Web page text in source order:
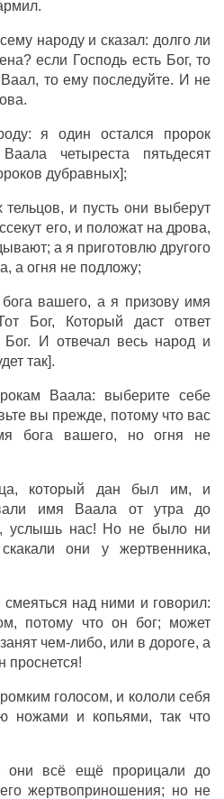
народу и сказал: долго ли
если Господь есть Бог, то
то ему последуйте. И не
я один остался пророк
четыреста пятьдесят
дубравных];
тельцов, и пусть они выберут
его, и положат на дрова,
а я приготовлю другого
а огня не подложу;
вашего, а я призову имя
Бог, Который даст ответ
Бог. И отвечал весь народ и
так].
Ваала: выберите себе
вы прежде, потому что вас
бога вашего, но огня не
который дан был им, и
имя Ваала от утра до
услышь нас! Но не было ни
они у жертвенника,
над ними и говорил:
потому что он бог; может
чем-либо, или в дороге, а
проснется!
голосом, и кололи себя
ножами и копьями, так что
они всё ещё прорицали до
жертвоприношения; но не